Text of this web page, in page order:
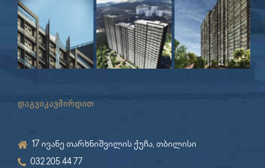
დაგვიკავშირდით
17 ივანე თარხნიშვილის ქუჩა, თბილისი
032 205 44 77